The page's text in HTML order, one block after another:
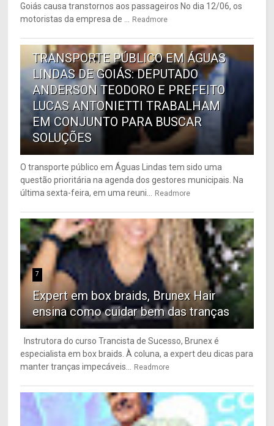
Goiás causa transtornos aos passageiros No dia 12/06, os
motoristas da empresa de ...
Readmore
TRANSPORTE PÚBLICO EM ÁGUAS
LINDAS DE GOIÁS: DEPUTADO
ANDERSON TEODORO E PREFEITO
LUCAS ANTONIETTI TRABALHAM
EM CONJUNTO PARA BUSCAR
SOLUÇÕES
O transporte público em Águas Lindas tem sido uma
questão prioritária na agenda dos gestores municipais. Na
última sexta-feira, em uma reuni...
Readmore
7
Expert em box braids, Brunex Hair
ensina como cuidar bem das tranças
Instrutora do curso Trancista de Sucesso, Brunex é
especialista em box braids. À coluna, a expert deu dicas para
manter tranças impecáveis...
Readmore